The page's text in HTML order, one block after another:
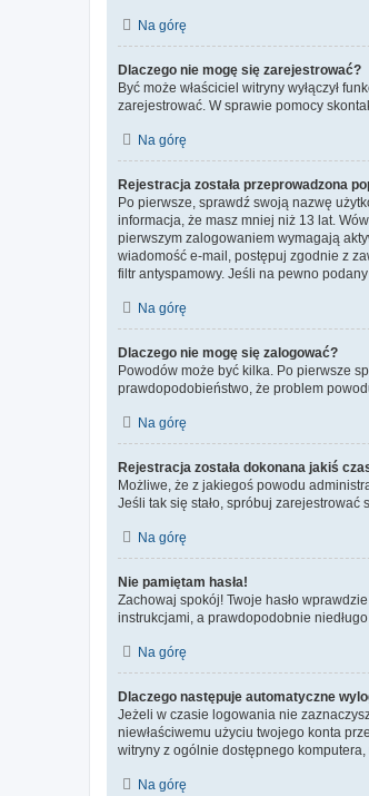
Na górę
Dlaczego nie mogę się zarejestrować?
Być może właściciel witryny wyłączył
zarejestrować. W sprawie pomocy
Na górę
Rejestracja została przeprowadzona
Po pierwsze, sprawdź swoją nazwę
informacja, że masz mniej niż 13 lat.
pierwszym zalogowaniem wymagają
wiadomość e-mail, postępuj zgodnie z
filtr antyspamowy. Jeśli na pewno
Na górę
Dlaczego nie mogę się zalogować?
Powodów może być kilka. Po pierwsze
prawdopodobieństwo, że problem
Na górę
Rejestracja została dokonana jakiś
Możliwe, że z jakiegoś powodu
Jeśli tak się stało, spróbuj
Na górę
Nie pamiętam hasła!
Zachowaj spokój! Twoje hasło
instrukcjami, a prawdopodobnie
Na górę
Dlaczego następuje automatyczne
Jeżeli w czasie logowania nie
niewłaściwemu użyciu twojego konta
witryny z ogólnie dostępnego
Na górę